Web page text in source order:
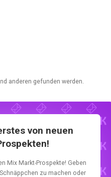
anderen gefunden werden.
von neuen
Mix Markt-Prospekte! Geben
zu machen oder